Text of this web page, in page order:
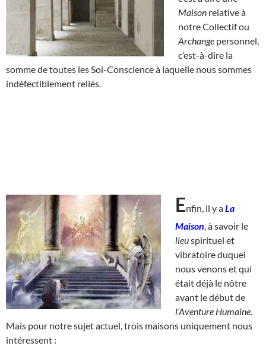
Maison relative à
notre Collectif ou
Archange personnel,
c’est-à-dire la
somme de toutes les Soi-Conscience à laquelle nous sommes
indéfectiblement reliés.
Enfin, il y aLa
Maison , à savoir le
lieuspirituel et
vibratoire duquel
nous venons et qui
était déjà le nôtre
avant le début de
l’Aventure Humaine
Mais pour notre sujet actuel, trois maisons uniquement nous
intéressent :